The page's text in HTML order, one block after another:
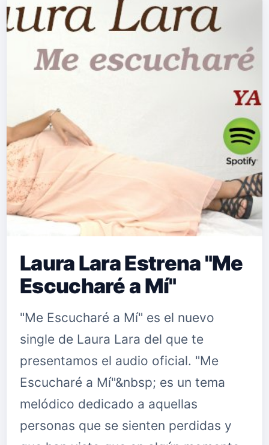
Laura Lara Estrena "Me
Escucharé a Mí"
"Me Escucharé a Mí" es el nuevo
single de Laura Lara del que te
presentamos el audio oficial. "Me
Escucharé a Mí"&nbsp; es un tema
melódico dedicado a aquellas
personas que se sienten perdidas y